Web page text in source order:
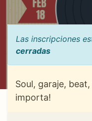
Las inscripciones
cerradas
Soul, garaje,
importa!